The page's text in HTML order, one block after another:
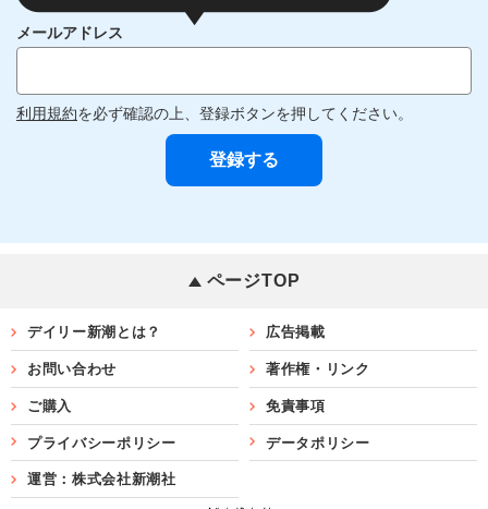
メールアドレス
利用規約を必ず確認の上、登録ボタンを押してください。
ページTOP
デイリー新潮とは？ 広告掲載
お問い合わせ 著作権・リンク
ご購入 免責事項
プライバシーポリシー データポリシー
運営：株式会社新潮社